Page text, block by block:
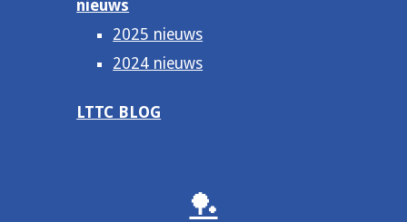
nieuws
2025 nieuws
2024 nieuws
LTTC BLOG
🏓